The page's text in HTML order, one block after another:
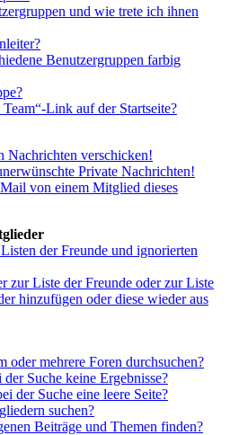
und wie trete ich ihnen
Benutzergruppen farbig
Link auf der Startseite?
Nachrichten verschicken!
Private Nachrichten!
von einem Mitglied dieses
der Freunde und ignorierten
zur Liste der Freunde oder zur Liste
hinzufügen oder diese wieder aus
oder mehrere Foren durchsuchen?
Suche keine Ergebnisse?
der Suche eine leere Seite?
suchen?
Beiträge und Themen finden?